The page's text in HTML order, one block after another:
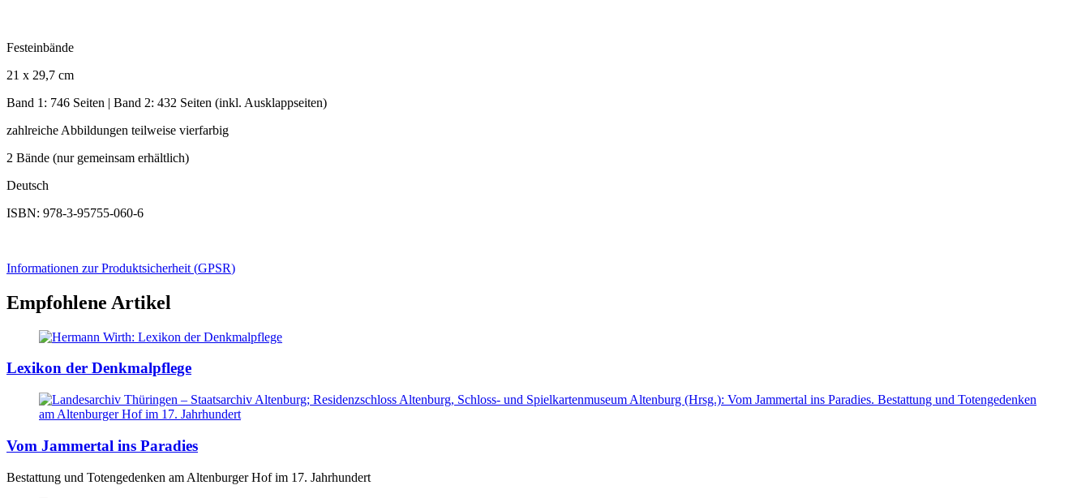
Festeinbände
21 x 29,7 cm
Band 1: 746 Seiten | Band 2: 432 Seiten (inkl. Ausklappseiten)
zahlreiche Abbildungen teilweise vierfarbig
2 Bände (nur gemeinsam erhältlich)
Deutsch
ISBN: 978-3-95755-060-6
Informationen zur Produktsicherheit (GPSR)
Empfohlene Artikel
Lexikon der Denkmalpflege
Vom Jammertal ins Paradies
Bestattung und Totengedenken am Altenburger Hof im 17. Jahrhundert